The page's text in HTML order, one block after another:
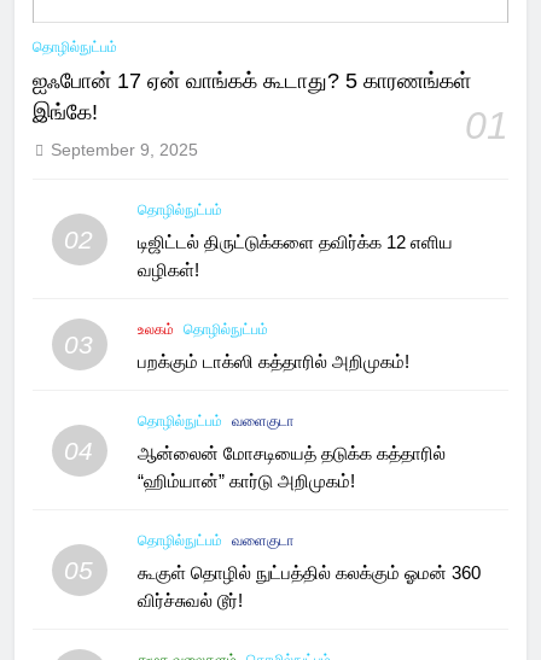
தொழில்நுட்பம்
ஐஃபோன் 17 ஏன் வாங்கக் கூடாது? 5 காரணங்கள்
இங்கே!
01
September 9, 2025
02
தொழில்நுட்பம்
டிஜிட்டல் திருட்டுக்களை தவிர்க்க 12 எளிய
வழிகள்!
03
உலகம் தொழில்நுட்பம்
பறக்கும் டாக்ஸி கத்தாரில் அறிமுகம்!
04
தொழில்நுட்பம் வளைகுடா
ஆன்லைன் மோசடியைத் தடுக்க கத்தாரில்
“ஹிம்யான்” கார்டு அறிமுகம்!
05
தொழில்நுட்பம் வளைகுடா
கூகுள் தொழில் நுட்பத்தில் கலக்கும் ஓமன் 360
விர்ச்சுவல் டூர்!